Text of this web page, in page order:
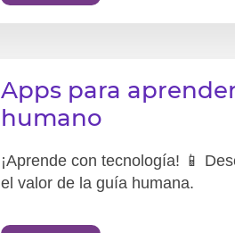
Apps para
humano
¡Aprende con tecnología! 📱
el valor de la guía humana.